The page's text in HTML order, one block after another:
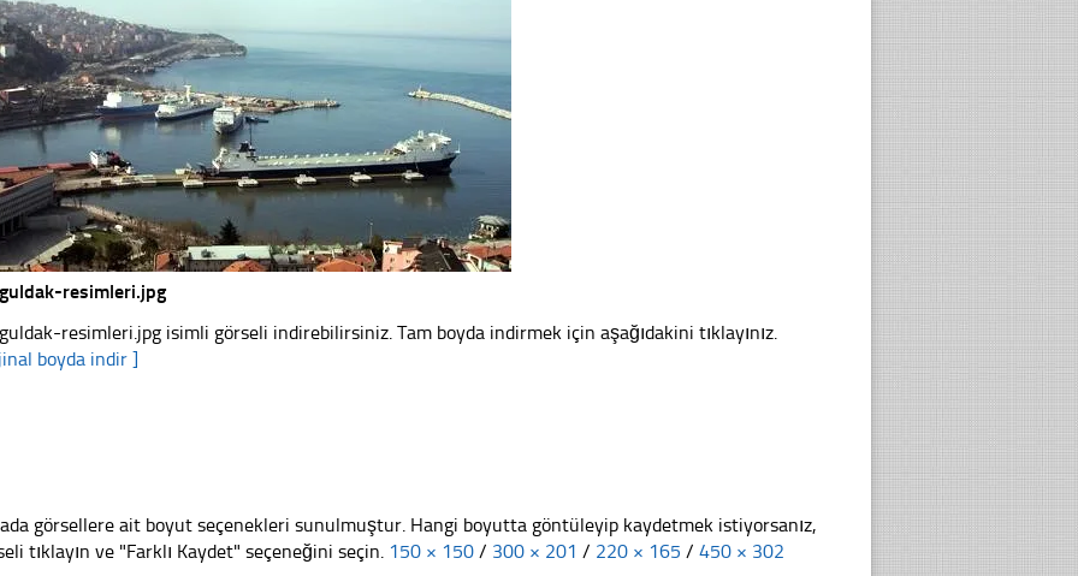
resimleri.jpg
resimleri.jpg isimli görseli indirebilirsiniz. Tam boyda indirmek için aşağıdakini tıklayınız.
boyda indir ]
görsellere ait boyut seçenekleri sunulmuştur. Hangi boyutta göntüleyip kaydetmek istiyorsanız,
tıklayın ve "Farklı Kaydet" seçeneğini seçin. 150 × 150 / 300 × 201 / 220 × 165 / 450 × 302